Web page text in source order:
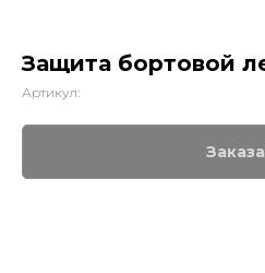
Защита бортовой
Артикул: